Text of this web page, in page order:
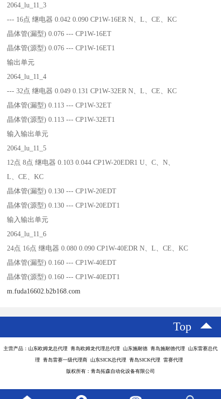
2064_lu_11_3
--- 16点 继电器 0.042 0.090 CP1W-16ER N、L、CE、KC
晶体管(漏型) 0.076 --- CP1W-16ET
晶体管(源型) 0.076 --- CP1W-16ET1
输出单元
2064_lu_11_4
--- 32点 继电器 0.049 0.131 CP1W-32ER N、L、CE、KC
晶体管(漏型) 0.113 --- CP1W-32ET
晶体管(源型) 0.113 --- CP1W-32ET1
输入输出单元
2064_lu_11_5
12点 8点 继电器 0.103 0.044 CP1W-20EDR1 U、C、N、
L、CE、KC
晶体管(漏型) 0.130 --- CP1W-20EDT
晶体管(源型) 0.130 --- CP1W-20EDT1
输入输出单元
2064_lu_11_6
24点 16点 继电器 0.080 0.090 CP1W-40EDR N、L、CE、KC
晶体管(漏型) 0.160 --- CP1W-40EDT
晶体管(源型) 0.160 --- CP1W-40EDT1
m.fuda16602.b2b168.com
Top
主营产品：山东欧姆龙总代理 青岛欧姆龙代理总代理 山东施耐德 青岛施耐德代理 山东雷赛总代
理 青岛雷赛一级代理商 山东SICK总代理 青岛SICK代理 雷赛代理
版权所有：青岛拓森自动化设备有限公司